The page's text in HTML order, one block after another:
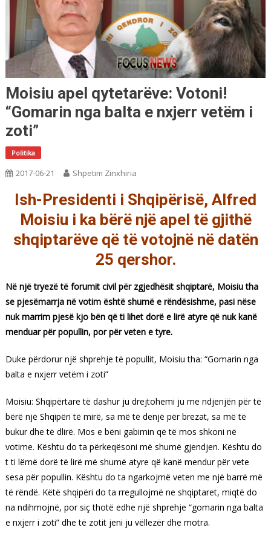
Moisiu apel qytetarëve: Votoni!
“Gomarin nga balta e nxjerr vetëm i
zoti”
Politika
2017-06-21 Shpetim Zinxhiria
Ish-Presidenti i Shqipërisë, Alfred
Moisiu i ka bërë një apel të gjithë
shqiptarëve që të votojnë në datën
25 qershor.
Në një tryezë të forumit civil për zgjedhësit shqiptarë, Moisiu tha
se pjesëmarrja në votim është shumë e rëndësishme, pasi nëse
nuk marrim pjesë kjo bën që ti lihet dorë e lirë atyre që nuk kanë
menduar për popullin, por për veten e tyre.
Duke përdorur një shprehje të popullit, Moisiu tha: “Gomarin nga
balta e nxjerr vetëm i zoti”
Moisiu: Shqipërtare të dashur ju drejtohemi ju me ndjenjën për të
bërë një Shqipëri të mirë, sa më të denjë për brezat, sa më të
bukur dhe të dlirë. Mos e bëni gabimin që të mos shkoni në
votime. Kështu do ta përkeqësoni më shumë gjendjen. Kështu do
t ti lëmë dorë të lirë më shumë atyre që kanë mendur për vete
sesa për popullin. Kështu do ta ngarkojmë veten me një barrë më
të rëndë. Këtë shqipëri do ta rregullojmë ne shqiptaret, miqtë do
na ndihmojnë, por siç thotë edhe një shprehje “gomarin nga balta
e nxjerr i zoti” dhe të zotit jeni ju vëllezër dhe motra.